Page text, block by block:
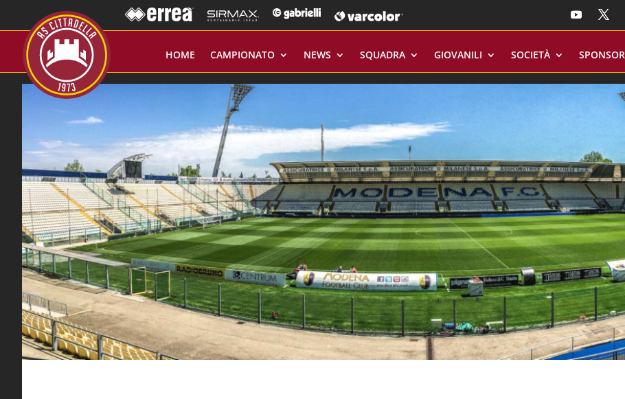
HOME CAMPIONATO NEWS SQUADRA GIOVANILI SOCIETÀ SPONSOR